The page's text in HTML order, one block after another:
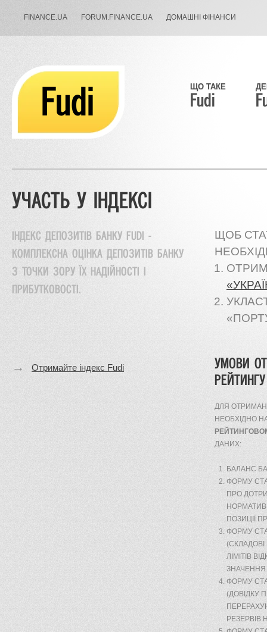
FINANCE.UA FORUM.FINANCE.UA ДОМАШНІ ФІНАНСИ
Fudi ЩО ТАКЕ
Fudi
УЧАСТЬ У ІНДЕКСІ
ІНДЕКС ДЕПОЗИТІВ БАНКУ FUDI -
КОМПЛЕКСНА ОЦІНКА ДЕПОЗИТІВ БАНКУ
З ТОЧКИ ЗОРУ ЇХ НАДІЙНОСТІ І
ПРИБУТКОВОСТІ.
→ Отримайте індекс Fudi
ЩОБ
УМОВИ
ДЛЯ
НЕОБХІДНО
ДАНИХ:
БАЛАНС
ФОРМУ
ПРО
ПОЗИЦІЇ
ФОРМУ
ЛІМІТІВ
ЗНАЧЕННЯ
ФОРМУ
(ДОВІДКУ
РЕЗЕРВІВ